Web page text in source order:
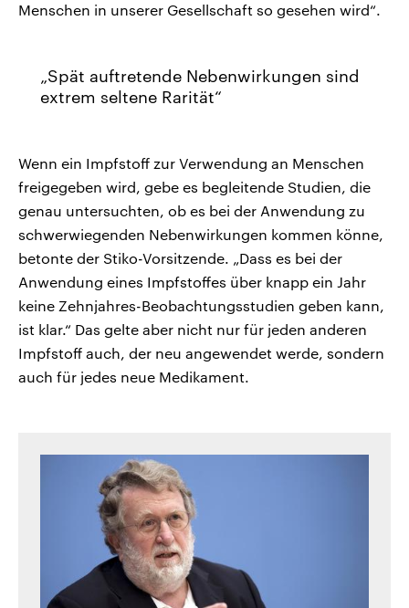
Menschen in unserer Gesellschaft so gesehen wird“.
Spät auftretende Nebenwirkungen sind
extrem seltene Rarität
Wenn ein Impfstoff zur Verwendung an Menschen
freigegeben wird, gebe es begleitende Studien, die
genau untersuchten, ob es bei der Anwendung zu
schwerwiegenden Nebenwirkungen kommen könne,
betonte der Stiko-Vorsitzende. „Dass es bei der
Anwendung eines Impfstoffes über knapp ein Jahr
keine Zehnjahres-Beobachtungsstudien geben kann,
ist klar.“ Das gelte aber nicht nur für jeden anderen
Impfstoff auch, der neu angewendet werde, sondern
auch für jedes neue Medikament.